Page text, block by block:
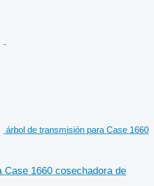
árbol de transmisión para Case 1660
1660 cosechadora de